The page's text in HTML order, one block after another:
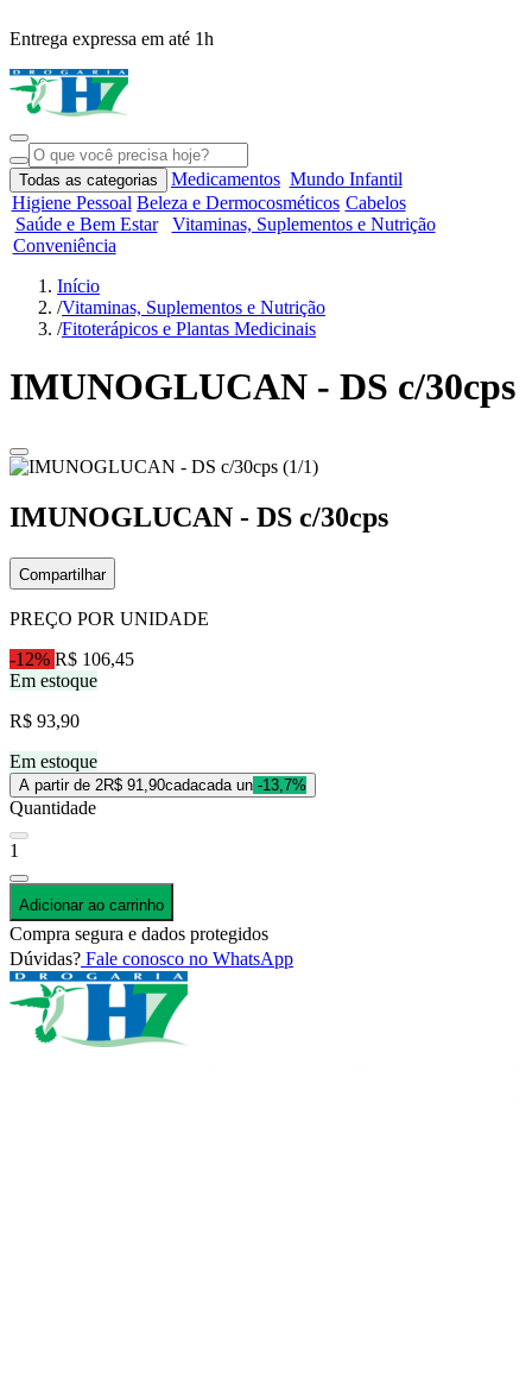
Entrega expressa em até 1h
Todas as categorias Medicamentos Mundo Infantil
Higiene Pessoal Beleza e Dermocosméticos Cabelos
Saúde e Bem Estar
Vitaminas, Suplementos e Nutrição
Conveniência
Início
/Vitaminas, Suplementos e Nutrição
/Fitoterápicos e Plantas Medicinais
IMUNOGLUCAN - DS c/30cps
IMUNOGLUCAN - DS c/30cps
Compartilhar
PREÇO POR UNIDADE
-12% R$ 106,45
Em estoque
R$ 93,90
Em estoque
A partir de 2R$ 91,90cadacada un -13,7%
Quantidade
1
Adicionar ao carrinho
Compra segura e dados protegidos
Dúvidas? Fale conosco no WhatsApp